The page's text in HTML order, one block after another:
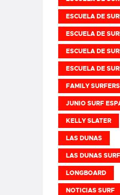
ESCUELA DE
ESCUELA DE
ESCUELA DE
ESCUELA DE
FAMILY SURFERS
JUNIO SURF
KELLY SLATER
LAS DUNAS
LAS DUNAS SURF
LONGBOARD
NOTICIAS SURF